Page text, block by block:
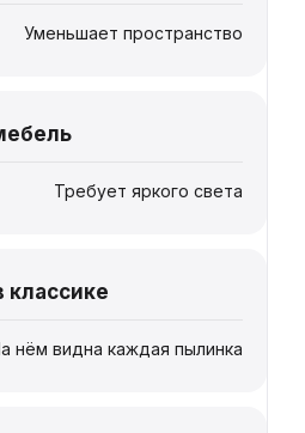
Уменьшает пространство
Требует яркого света
классике
нём видна каждая пылинка